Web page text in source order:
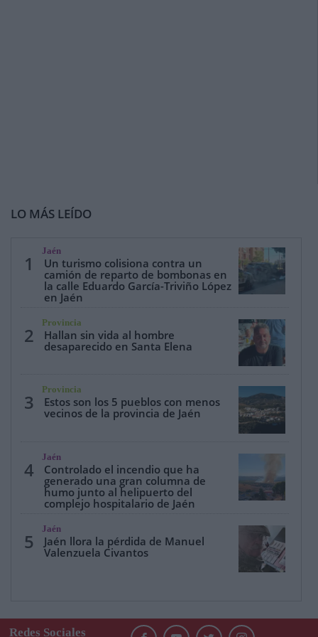
LO MÁS LEÍDO
1
Jaén
Un turismo colisiona contra un
camión de reparto de bombonas en
la calle Eduardo García-Triviño López
en Jaén
2
Provincia
Hallan sin vida al hombre
desaparecido en Santa Elena
3
Provincia
Estos son los 5 pueblos con menos
vecinos de la provincia de Jaén
4
Jaén
Controlado el incendio que ha
generado una gran columna de
humo junto al helipuerto del
complejo hospitalario de Jaén
5
Jaén
Jaén llora la pérdida de Manuel
Valenzuela Civantos
Redes Sociales